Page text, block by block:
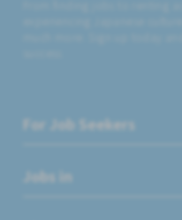
For Job Seekers
Jobs in